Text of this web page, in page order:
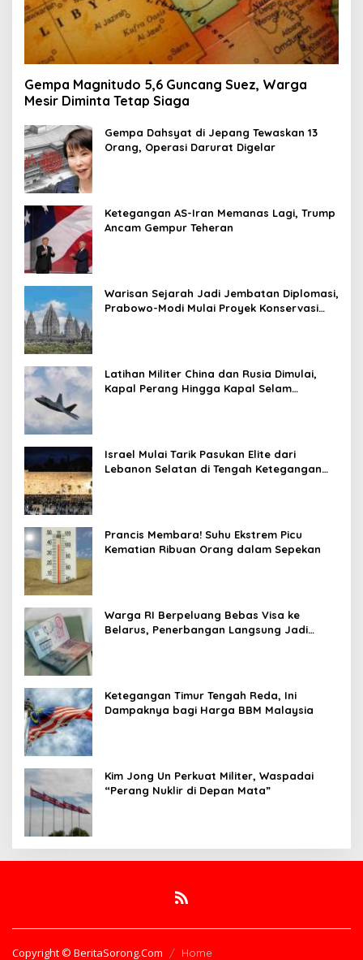
Gempa Magnitudo 5,6 Guncang Suez, Warga
Mesir Diminta Tetap Siaga
Gempa Dahsyat di Jepang Tewaskan 13
Orang, Operasi Darurat Digelar
Ketegangan AS-Iran Memanas Lagi, Trump
Ancam Gempur Teheran
Warisan Sejarah Jadi Jembatan Diplomasi,
Prabowo-Modi Mulai Proyek Konservasi
Latihan Militer China dan Rusia Dimulai,
Kapal Perang Hingga Kapal Selam
Israel Mulai Tarik Pasukan Elite dari
Lebanon Selatan di Tengah Ketegangan
Prancis Membara! Suhu Ekstrem Picu
Kematian Ribuan Orang dalam Sepekan
Warga RI Berpeluang Bebas Visa ke
Belarus, Penerbangan Langsung Jadi
Ketegangan Timur Tengah Reda, Ini
Dampaknya bagi Harga BBM Malaysia
Kim Jong Un Perkuat Militer, Waspadai
“Perang Nuklir di Depan Mata”
Copyright © BeritaSorong.Com Home